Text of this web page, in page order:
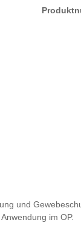
und
im OP.